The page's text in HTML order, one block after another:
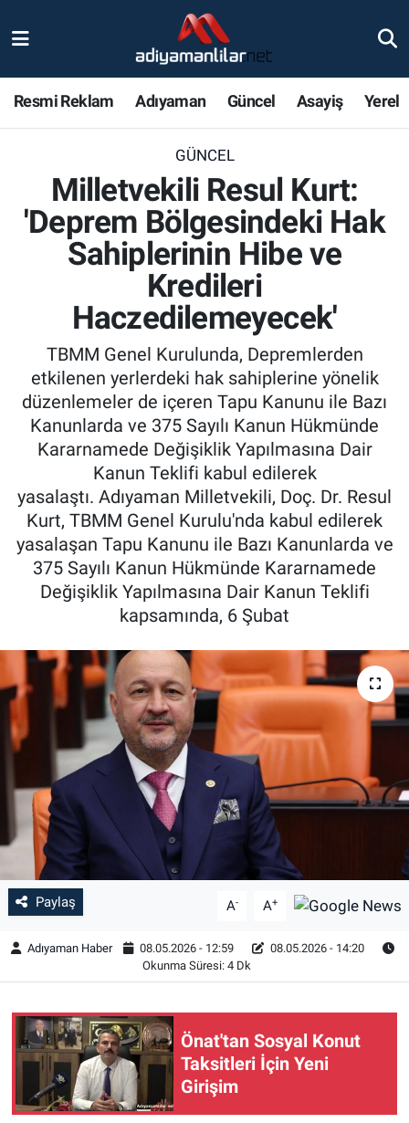
Resmi Reklam Adıyaman Güncel Asayiş Yerel
GÜNCEL
Milletvekili Resul Kurt:
'Deprem Bölgesindeki Hak
Sahiplerinin Hibe ve
Kredileri
Haczedilemeyecek'
TBMM Genel Kurulunda, Depremlerden
etkilenen yerlerdeki hak sahiplerine yönelik
düzenlemeler de içeren Tapu Kanunu ile Bazı
Kanunlarda ve 375 Sayılı Kanun Hükmünde
Kararnamede Değişiklik Yapılmasına Dair
Kanun Teklifi kabul edilerek
yasalaştı. Adıyaman Milletvekili, Doç. Dr. Resul
Kurt, TBMM Genel Kurulu'nda kabul edilerek
yasalaşan Tapu Kanunu ile Bazı Kanunlarda ve
375 Sayılı Kanun Hükmünde Kararnamede
Değişiklik Yapılmasına Dair Kanun Teklifi
kapsamında, 6 Şubat
Paylaş A- A+
Adıyaman Haber 08.05.2026 - 12:59
08.05.2026 - 14:20
Okunma Süresi: 4 Dk
Önat'tan Sosyal Konut
Taksitleri İçin Yeni
Girişim
Bölge Haberleri
Gündem
Asayiş
Sağlık
Özel Haber
Kültür Sanat
Eğitim
Ekonomi
Çevre
BİLİM VE TEKNOLOJİ
Şambayat Haber
Nöbetçi Eczaneler
Adiyaman Namaz Vakitleri
Trafik Durumu
Süper Lig Puan Durumu ve Fikstür
Tüm Manşetler
Son Dakika Haberleri
Haber Arşivi